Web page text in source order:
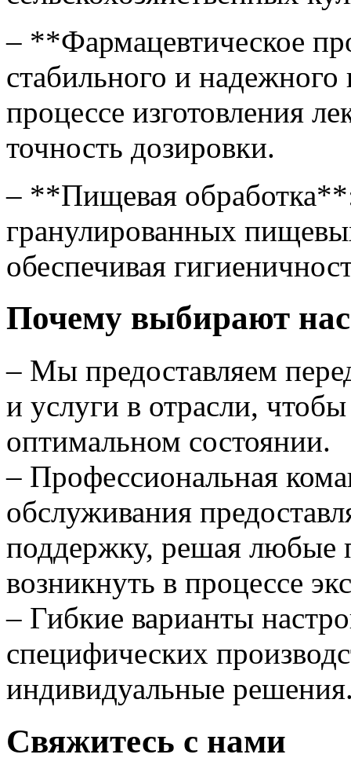
– **Фармацевтическое
стабильного и надежного
процессе изготовления
точность дозировки.
– **Пищевая
гранулированных
обеспечивая
Почему выбирают
– Мы предоставляем
и услуги в отрасли,
оптимальном состоянии.
– Профессиональная
обслуживания
поддержку, решая любые
возникнуть в процессе
– Гибкие варианты
специфических
индивидуальные
Свяжитесь с нами